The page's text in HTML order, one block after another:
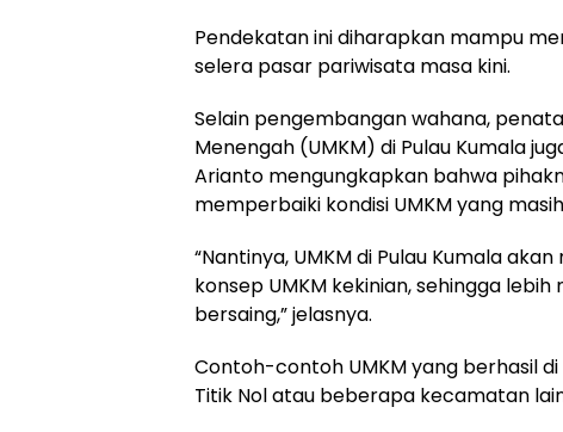
Pendekatan ini diharapkan mampu
selera pasar pariwisata masa kini.
Selain pengembangan wahana,
Menengah (UMKM) di Pulau Kumala
Arianto mengungkapkan bahwa
memperbaiki kondisi UMKM yang
“Nantinya, UMKM di Pulau Kumala
konsep UMKM kekinian, sehingga
bersaing,” jelasnya.
Contoh-contoh UMKM yang berhasil
Titik Nol atau beberapa kecamatan